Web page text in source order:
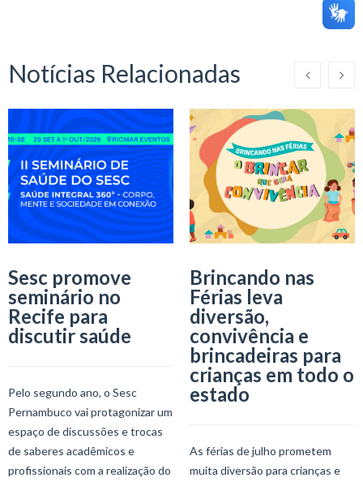
Notícias Relacionadas
Sesc promove
seminário no
Recife para
discutir saúde
Pelo segundo ano, o Sesc
Pernambuco vai protagonizar um
espaço de discussões e trocas
de saberes acadêmicos e
profissionais com a realização do
Brincando nas
Férias leva
diversão,
convivência e
brincadeiras para
crianças em todo o
estado
As férias de julho prometem
muita diversão para crianças e